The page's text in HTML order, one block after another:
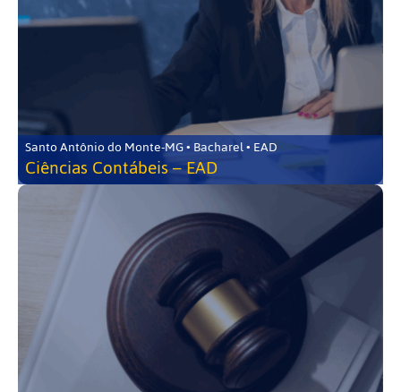
Santo Antônio do Monte-MG • Bacharel • EAD
Ciências Contábeis – EAD